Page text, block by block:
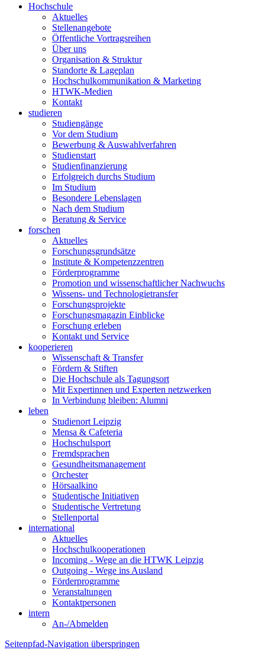
Hochschule
Aktuelles
Stellenangebote
Öffentliche Vortragsreihen
Über uns
Organisation & Struktur
Standorte & Lageplan
Hochschulkommunikation & Marketing
HTWK-Medien
Kontakt
studieren
Studiengänge
Vor dem Studium
Bewerbung & Auswahlverfahren
Studienstart
Studienfinanzierung
Erfolgreich durchs Studium
Im Studium
Besondere Lebenslagen
Nach dem Studium
Beratung & Service
forschen
Aktuelles
Forschungsgrundsätze
Institute & Kompetenzzentren
Förderprogramme
Promotion und wissenschaftlicher Nachwuchs
Wissens- und Technologietransfer
Forschungsprojekte
Forschungsmagazin Einblicke
Forschung erleben
Kontakt und Service
kooperieren
Wissenschaft & Transfer
Fördern & Stiften
Die Hochschule als Tagungsort
Mit Expertinnen und Experten netzwerken
In Verbindung bleiben: Alumni
leben
Studienort Leipzig
Mensa & Cafeteria
Hochschulsport
Fremdsprachen
Gesundheitsmanagement
Orchester
Hörsaalkino
Studentische Initiativen
Studentische Vertretung
Stellenportal
international
Aktuelles
Hochschulkooperationen
Incoming - Wege an die HTWK Leipzig
Outgoing - Wege ins Ausland
Förderprogramme
Veranstaltungen
Kontaktpersonen
intern
An-/Abmelden
Seitenpfad-Navigation überspringen